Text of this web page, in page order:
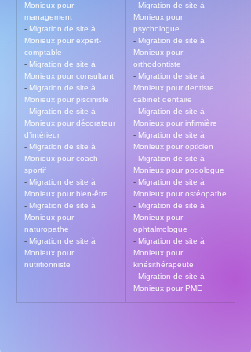
Monieux pour
management
- Migration de site à
Monieux pour expert-
comptable
- Migration de site à
Monieux pour consultant
- Migration de site à
Monieux pour pisciniste
- Migration de site à
Monieux pour décorateur
d’intérieur
- Migration de site à
Monieux pour coach
sportif
- Migration de site à
Monieux pour bien-être
- Migration de site à
Monieux pour
naturopathe
- Migration de site à
Monieux pour
nutritionniste
- Migration de site à
Monieux pour
psychologue
- Migration de site à
Monieux pour
orthodontiste
- Migration de site à
Monieux pour dentiste
cabinet dentaire
- Migration de site à
Monieux pour infirmière
- Migration de site à
Monieux pour opticien
- Migration de site à
Monieux pour podologue
- Migration de site à
Monieux pour ostéopathe
- Migration de site à
Monieux pour
ophtalmologue
- Migration de site à
Monieux pour
kinésithérapeute
- Migration de site à
Monieux pour PME